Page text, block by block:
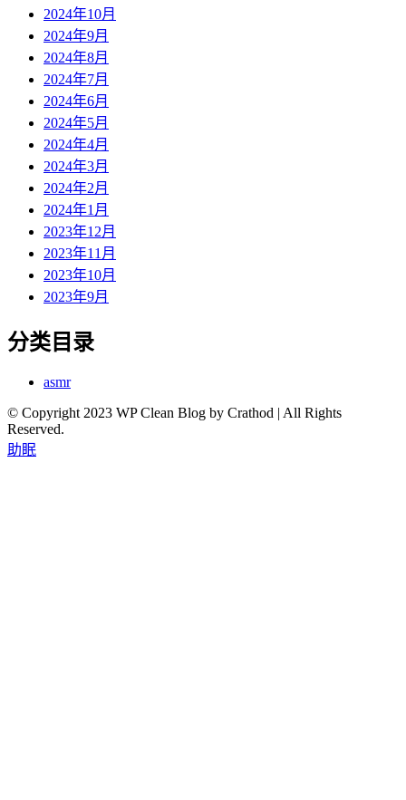
2024年10月
2024年9月
2024年8月
2024年7月
2024年6月
2024年5月
2024年4月
2024年3月
2024年2月
2024年1月
2023年12月
2023年11月
2023年10月
2023年9月
分类目录
asmr
© Copyright 2023 WP Clean Blog by Crathod | All Rights
Reserved.
助眠